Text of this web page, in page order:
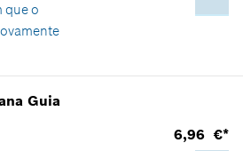
ao carrinho das compras
ao carrinho das compras
que o
:10
peças sobressalentes
Guia
6,96 €*